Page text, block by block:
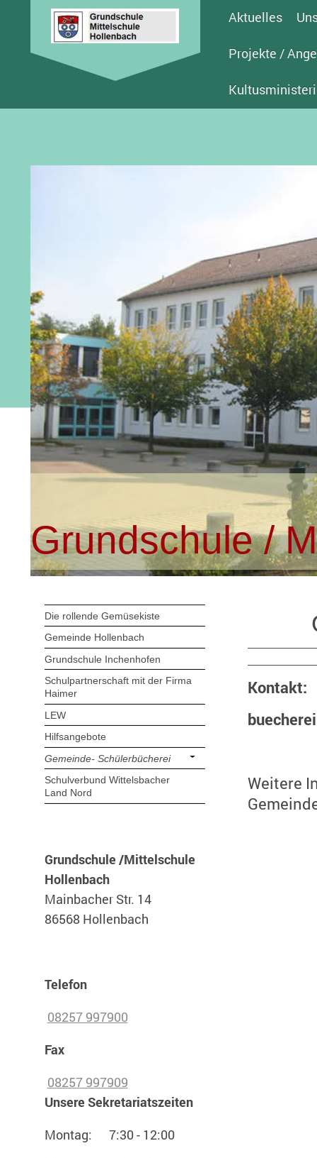
Aktuelles
Projekte /
Grundschule /
Kontakt:
Weitere
Die rollende Gemüsekiste
Gemeinde Hollenbach
Grundschule Inchenhofen
Schulpartnerschaft mit der Firma
Haimer
LEW
Hilfsangebote
Gemeinde- Schülerbücherei
Schulverbund Wittelsbacher
Land Nord
Grundschule /Mittelschule
Hollenbach
Mainbacher Str. 14
86568 Hollenbach
Telefon
08257 997900
Fax
08257 997909
Unsere Sekretariatszeiten
Montag: 7:30 - 12:00